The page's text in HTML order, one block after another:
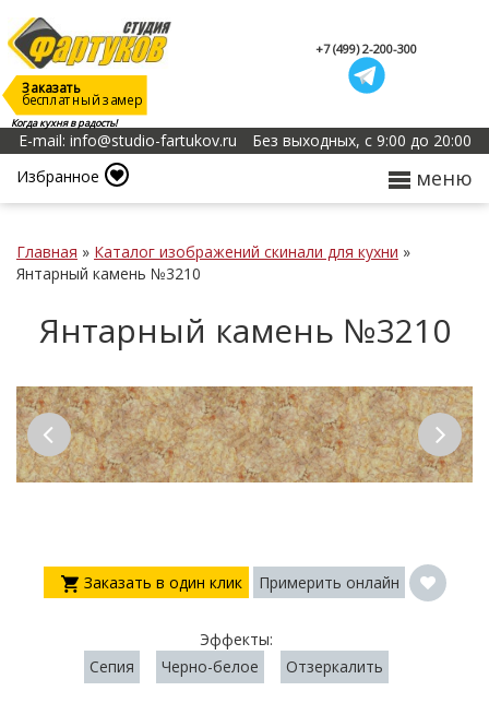
Когда кухня в радость!
Заказать
бесплатный замер
+7 (499) 2-200-300
E-mail: info@studio-fartukov.ru
Без выходных, с 9:00 до 20:00
Избранное
меню
Главная » Каталог изображений скинали для кухни »
Янтарный камень №3210
Янтарный камень №3210
Заказать в один клик Примерить онлайн
Эффекты:
Сепия
Черно-белое Отзеркалить